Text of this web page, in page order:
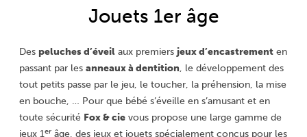
Jouets 1er âge
Des peluches d’éveil aux premiers jeux d’encastrement en
passant par les anneaux à dentition, le développement des
tout petits passe par le jeu, le toucher, la préhension, la mise
en bouche, … Pour que bébé s’éveille en s’amusant et en
toute sécurité Fox & cie vous propose une large gamme de
jeux 1er âge, des jeux et jouets spécialement conçus pour les